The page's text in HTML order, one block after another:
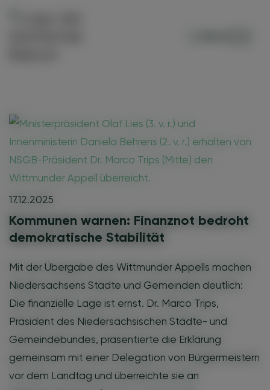
17.12.2025
Kommunen warnen: Finanznot bedroht
demokratische Stabilität
Mit der Übergabe des Wittmunder Appells machen
Niedersachsens Städte und Gemeinden deutlich:
Die finanzielle Lage ist ernst. Dr. Marco Trips,
Präsident des Niedersächsischen Städte- und
Gemeindebundes, präsentierte die Erklärung
gemeinsam mit einer Delegation von Bürgermeistern
vor dem Landtag und überreichte sie an